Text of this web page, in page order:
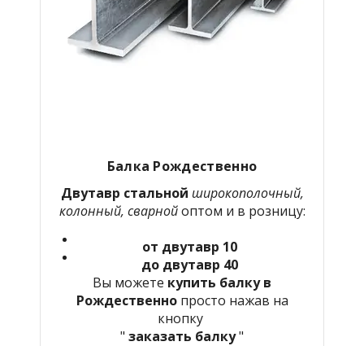
Балка Рождественно
Двутавр стальной широкополочный,
колонный, сварнойоптом и в розницу:
от двутавр 10
до двутавр 40
Вы можете купить балку в
Рождественно просто нажав на
кнопку
" заказать балку"